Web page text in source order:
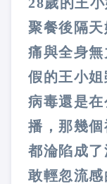
聚餐後隔
痛與全身
假的王小
病毒還是
播，那幾
都淪陷成
敢輕忽流感